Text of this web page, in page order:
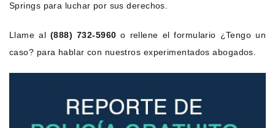
Springs para luchar por sus derechos.
Llame al (888) 732-5960 o rellene el formulario ¿Tengo un
caso? para hablar con nuestros experimentados abogados.